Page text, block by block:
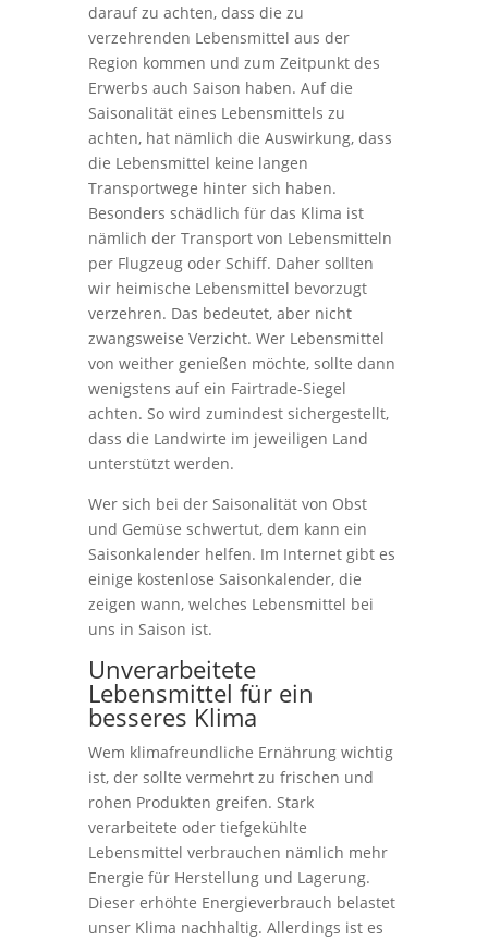
darauf zu achten, dass die zu
verzehrenden Lebensmittel aus der
Region kommen und zum Zeitpunkt des
Erwerbs auch Saison haben. Auf die
Saisonalität eines Lebensmittels zu
achten, hat nämlich die Auswirkung, dass
die Lebensmittel keine langen
Transportwege hinter sich haben.
Besonders schädlich für das Klima ist
nämlich der Transport von Lebensmitteln
per Flugzeug oder Schiff. Daher sollten
wir heimische Lebensmittel bevorzugt
verzehren. Das bedeutet, aber nicht
zwangsweise Verzicht. Wer Lebensmittel
von weither genießen möchte, sollte dann
wenigstens auf ein Fairtrade-Siegel
achten. So wird zumindest sichergestellt,
dass die Landwirte im jeweiligen Land
unterstützt werden.
Wer sich bei der Saisonalität von Obst
und Gemüse schwertut, dem kann ein
Saisonkalender helfen. Im Internet gibt es
einige kostenlose Saisonkalender, die
zeigen wann, welches Lebensmittel bei
uns in Saison ist.
Unverarbeitete
Lebensmittel für ein
besseres Klima
Wem klimafreundliche Ernährung wichtig
ist, der sollte vermehrt zu frischen und
rohen Produkten greifen. Stark
verarbeitete oder tiefgekühlte
Lebensmittel verbrauchen nämlich mehr
Energie für Herstellung und Lagerung.
Dieser erhöhte Energieverbrauch belastet
unser Klima nachhaltig. Allerdings ist es